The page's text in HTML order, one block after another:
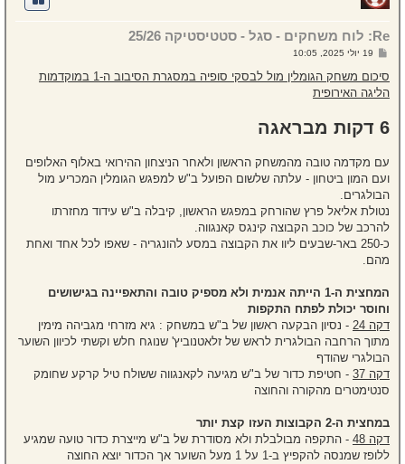
Re: לוח משחקים - סגל - סטטיסטיקה 25/26
י
ח
ה
19 יולי 2025, 10:05
סיכום משחק הגומלין מול לבסקי סופיה במסגרת הסיבוב ה-1 במוקדמות
הליגה האירופית
6 דקות מבראגה
עם מקדמה טובה מהמשחק הראשון ולאחר הניצחון ההירואי באלוף האלופים
ועם המון ביטחון - עלתה שלשום הפועל ב"ש למפגש הגומלין המכריע מול
הבולגרים.
נטולת אליאל פרץ שהורחק במפגש הראשון, קיבלה ב"ש עידוד מחזרתו
להרכב של כוכב הקבוצה קינגס קאנגווה.
כ-250 באר-שבעים ליוו את הקבוצה במסע להונגריה - שאפו לכל אחד ואחת
מהם.
המחצית ה-1 הייתה אנמית ולא מספיק טובה והתאפיינה בגישושים
וחוסר יכולת לפתח התקפות
דקה 24
- נסיון הבקעה ראשון של ב"ש במשחק : גיא מזרחי מגביהה מימין
מתוך הרחבה הבולגרית לראש של זלאטנוביץ' שנוגח חלש וקשתי לכיוון השוער
הבולגרי שהודף
דקה 37
- חטיפת כדור של ב"ש מגיעה לקאנגווה ששולח טיל קרקע שחומק
סנטימטרים מהקורה והחוצה
במחצית ה-2 הקבוצות העזו קצת יותר
דקה 48
- התקפה מבולבלת ולא מסודרת של ב"ש מייצרת כדור טועה שמגיע
ללופז שמנסה להקפיץ ב-1 על 1 מעל השוער אך הכדור יוצא החוצה